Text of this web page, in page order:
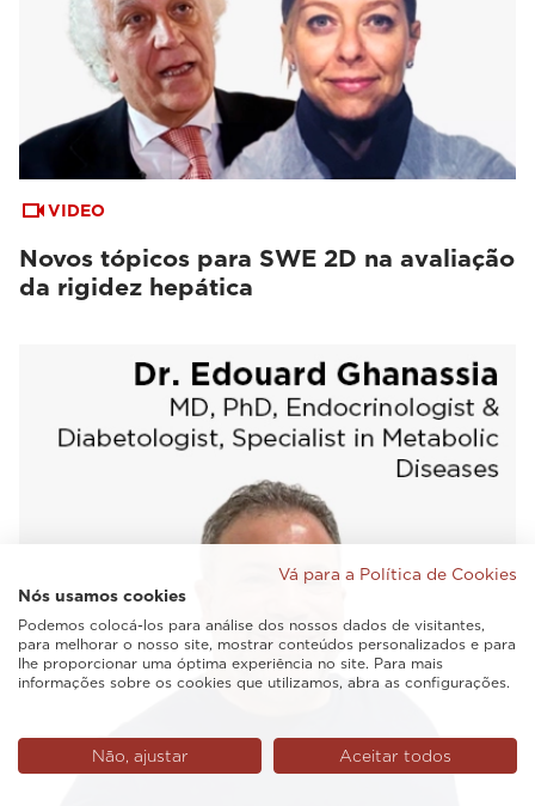
VIDEO
Novos tópicos para SWE 2D na avaliação
da rigidez hepática
Vá para a Política de Cookies
Nós usamos cookies
Podemos colocá-los para análise dos nossos dados de visitantes,
para melhorar o nosso site, mostrar conteúdos personalizados e para
lhe proporcionar uma óptima experiência no site. Para mais
informações sobre os cookies que utilizamos, abra as configurações.
Não, ajustar Aceitar todos